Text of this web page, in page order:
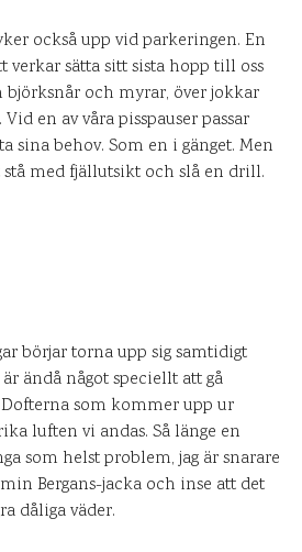
också upp vid parkeringen. En
verkar sätta sitt sista hopp till oss
och myrar, över jokkar
en av våra pisspauser passar
sina behov. Som en i gänget. Men
stå med fjällutsikt och slå en drill.
börjar torna upp sig samtidigt
ändå något speciellt att gå
som kommer upp ur
luften vi andas. Så länge en
som helst problem, jag är snarare
Bergans-jacka och inse att det
dåliga väder.